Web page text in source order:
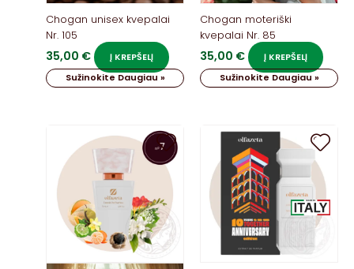
Chogan unisex kvepalai
Nr. 105
35,00 €
Į KREPŠELĮ
Sužinokite Daugiau »
Chogan moteriški
kvepalai Nr. 85
35,00 €
Į KREPŠELĮ
Sužinokite Daugiau »